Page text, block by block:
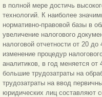
в полной мере достичь
технологий. К наиболее
нормативно-правовой базы в
увеличение налогового
налоговой отчетности от 20
изменение процедур
аналитиков, в год меняется от
большие трудозатраты на
трудозатраты на ввод
юридических лиц составляют